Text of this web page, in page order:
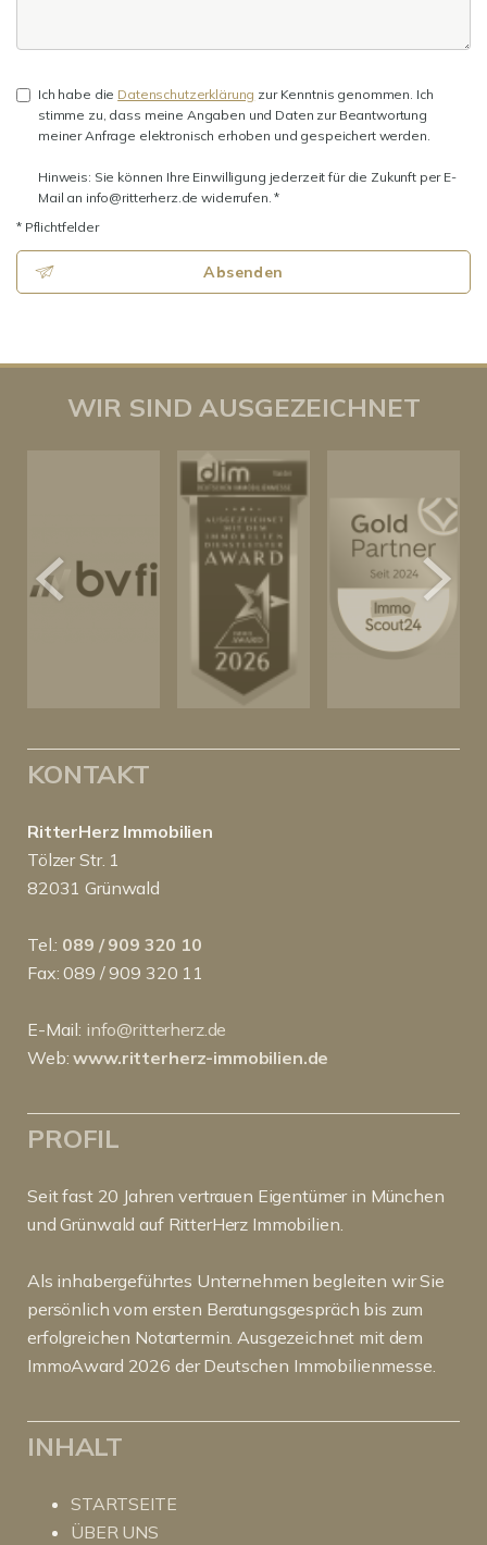
Ich habe die Datenschutzerklärung zur Kenntnis genommen. Ich
stimme zu, dass meine Angaben und Daten zur Beantwortung
meiner Anfrage elektronisch erhoben und gespeichert werden.
Hinweis: Sie können Ihre Einwilligung jederzeit für die Zukunft per E-
Mail an info@ritterherz.de widerrufen. *
* Pflichtfelder
Absenden
WIR SIND AUSGEZEICHNET
KONTAKT
RitterHerz Immobilien
Tölzer Str. 1
82031 Grünwald
Tel.: 089 / 909 320 10
Fax: 089 / 909 320 11
E-Mail: info@ritterherz.de
Web:www.ritterherz-immobilien.de
PROFIL
Seit fast 20 Jahren vertrauen Eigentümer in München
und Grünwald auf RitterHerz Immobilien.
Als inhabergeführtes Unternehmen begleiten wir Sie
persönlich vom ersten Beratungsgespräch bis zum
erfolgreichen Notartermin. Ausgezeichnet mit dem
ImmoAward 2026 der Deutschen Immobilienmesse.
INHALT
STARTSEITE
ÜBER UNS